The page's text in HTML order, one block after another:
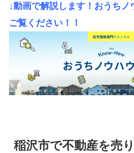
↓動画で解説します！おうちノ
ご覧ください！！
稲沢市で不動産を売